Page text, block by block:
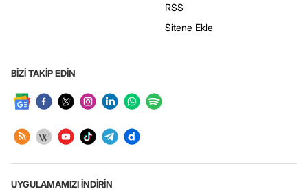
RSS
Sitene Ekle
BİZİ TAKİP EDİN
UYGULAMAMIZI İNDİRİN